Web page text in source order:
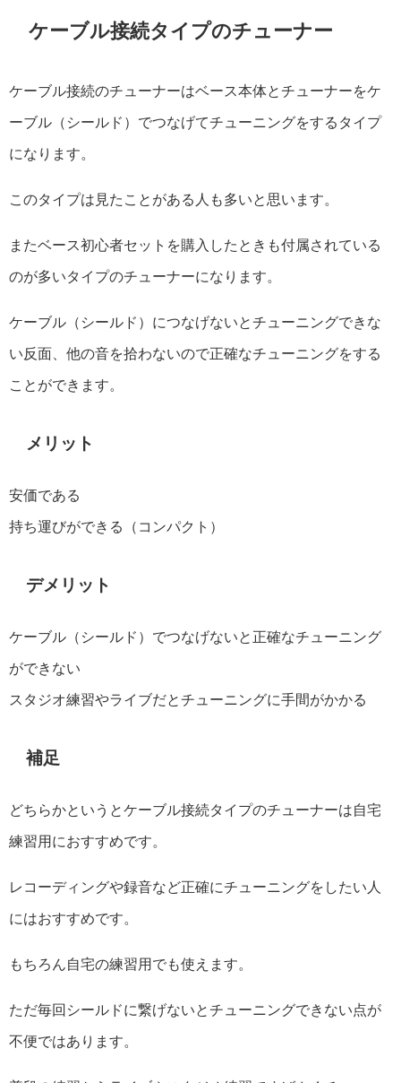
ケーブル接続タイプのチューナー
ケーブル接続のチューナーはベース本体とチューナーをケ
ーブル（シールド）でつなげてチューニングをするタイプ
になります。
このタイプは見たことがある人も多いと思います。
またベース初心者セットを購入したときも付属されている
のが多いタイプのチューナーになります。
ケーブル（シールド）につなげないとチューニングできな
い反面、他の音を拾わないので正確なチューニングをする
ことができます。
️メリット
安価である
持ち運びができる（コンパクト）
️デメリット
ケーブル（シールド）でつなげないと正確なチューニング
ができない
スタジオ練習やライブだとチューニングに手間がかかる
補足
どちらかというとケーブル接続タイプのチューナーは自宅
練習用におすすめです。
レコーディングや録音など正確にチューニングをしたい人
にはおすすめです。
もちろん自宅の練習用でも使えます。
ただ毎回シールドに繋げないとチューニングできない点が
不便ではあります。